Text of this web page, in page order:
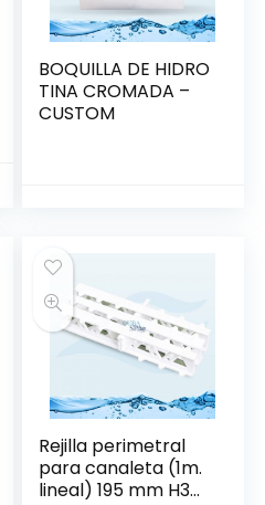
BOQUILLA DE HIDRO
TINA CROMADA –
CUSTOM
Rejilla perimetral
para canaleta (1m.
lineal) 195 mm H35